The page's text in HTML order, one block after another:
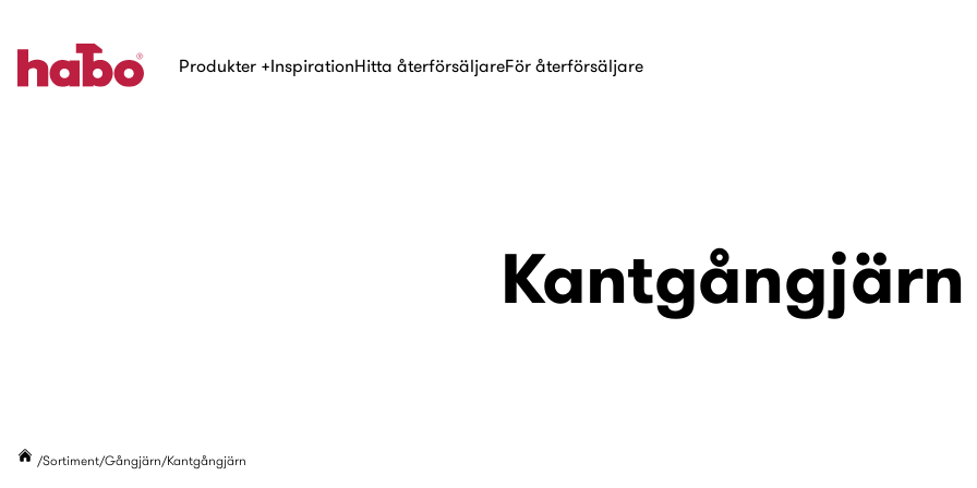
Produkter +InspirationHitta återförsäljareFör återförsäljare
Kantgångjärn
Sortiment Gångjärn Kantgångjärn